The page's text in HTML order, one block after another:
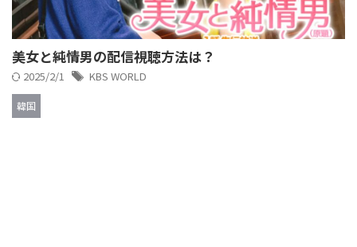
美女と純情男の配信視聴方法は？
2025/2/1 KBS WORLD
韓国